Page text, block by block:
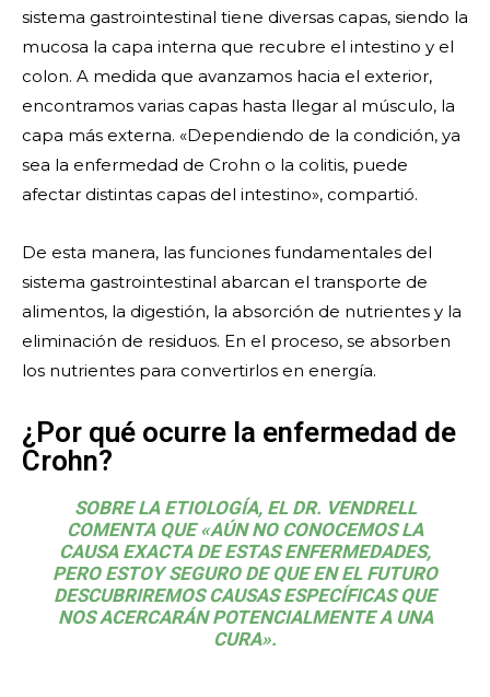
sistema gastrointestinal tiene diversas capas, siendo la
mucosa la capa interna que recubre el intestino y el
colon. A medida que avanzamos hacia el exterior,
encontramos varias capas hasta llegar al músculo, la
capa más externa. «Dependiendo de la condición, ya
sea la enfermedad de Crohn o la colitis, puede
afectar distintas capas del intestino», compartió.
De esta manera, las funciones fundamentales del
sistema gastrointestinal abarcan el transporte de
alimentos, la digestión, la absorción de nutrientes y la
eliminación de residuos. En el proceso, se absorben
los nutrientes para convertirlos en energía.
¿Por qué ocurre la enfermedad de
Crohn?
SOBRE LA ETIOLOGÍA, EL DR. VENDRELL
COMENTA QUE «AÚN NO CONOCEMOS LA
CAUSA EXACTA DE ESTAS ENFERMEDADES,
PERO ESTOY SEGURO DE QUE EN EL FUTURO
DESCUBRIREMOS CAUSAS ESPECÍFICAS QUE
NOS ACERCARÁN POTENCIALMENTE A UNA
CURA».